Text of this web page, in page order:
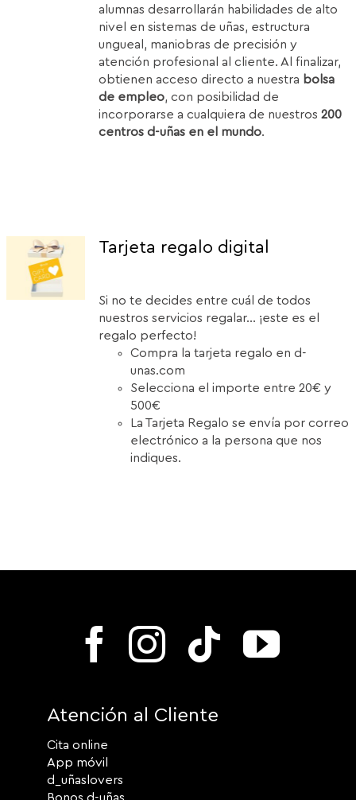
alumnas desarrollarán habilidades de alto
nivel en sistemas de uñas, estructura
ungueal, maniobras de precisión y
atención profesional al cliente. Al finalizar,
obtienen acceso directo a nuestra bolsa
de empleo, con posibilidad de
incorporarse a cualquiera de nuestros200
centros d-uñas en el mundo.
Tarjeta regalo digital
Si no te decides entre cuál de todos
nuestros servicios regalar... ¡este es el
regalo perfecto!
Compra la tarjeta regalo en d-
unas.com
Selecciona el importe entre 20€ y
500€
La Tarjeta Regalo se envía por correo
electrónico a la persona que nos
indiques.
Atención al Cliente
Cita online
App móvil
d_uñaslovers